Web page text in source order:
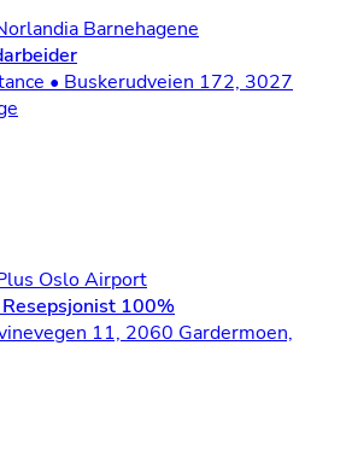
Barnehagene
• Buskerudveien 172, 3027
som er ambisiøs på vegne av
Oslo Airport
100%
11, 2060 Gardermoen,